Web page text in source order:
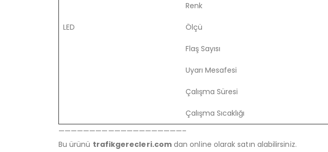
LED
Renk
Ölçü
Flaş Sayısı
Uyarı Mesafesi
Çalışma Süresi
Çalışma Sıcaklığı
————————————————————–
Bu ürünü trafikgerecleri.comdan online olarak satın alabilirsiniz.